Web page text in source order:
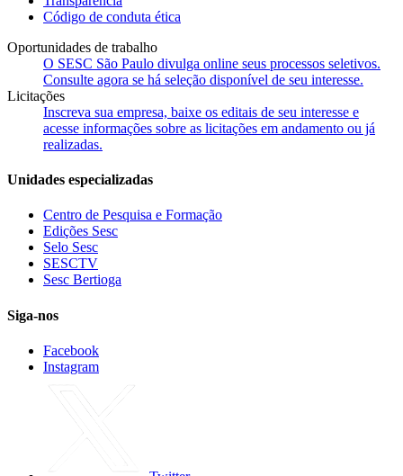
Código de conduta ética
Oportunidades de trabalho
O SESC São Paulo divulga online seus processos seletivos.
Consulte agora se há seleção disponível de seu interesse.
Licitações
Inscreva sua empresa, baixe os editais de seu interesse e
acesse informações sobre as licitações em andamento ou já
realizadas.
Unidades especializadas
Centro de Pesquisa e Formação
Edições Sesc
Selo Sesc
SESCTV
Sesc Bertioga
Siga-nos
Facebook
Instagram